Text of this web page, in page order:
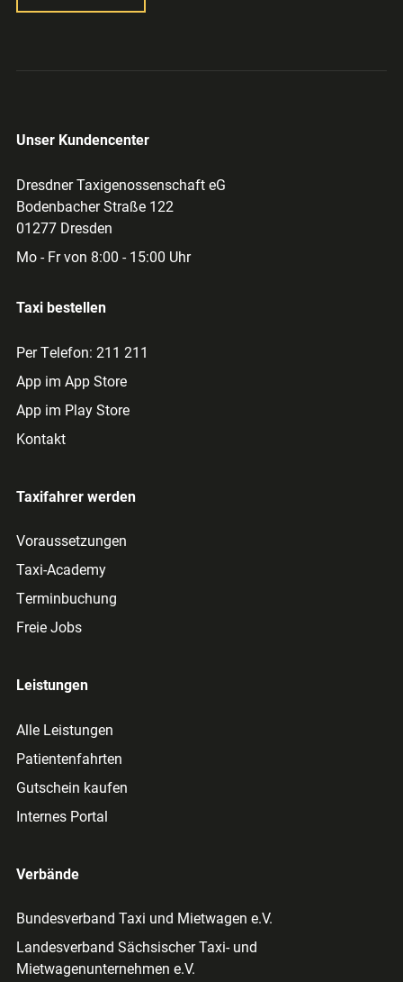
Unser Kundencenter
Dresdner Taxigenossenschaft eG
Bodenbacher Straße 122
01277 Dresden
Mo - Fr von 8:00 - 15:00 Uhr
Taxi bestellen
Per Telefon: 211 211
App im App Store
App im Play Store
Kontakt
Taxifahrer werden
Voraussetzungen
Taxi-Academy
Terminbuchung
Freie Jobs
Leistungen
Alle Leistungen
Patientenfahrten
Gutschein kaufen
Internes Portal
Verbände
Bundesverband Taxi und Mietwagen e.V.
Landesverband Sächsischer Taxi- und
Mietwagenunternehmen e.V.